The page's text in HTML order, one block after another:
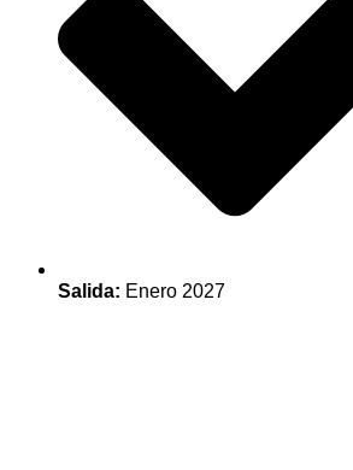
Salida: Enero 2027